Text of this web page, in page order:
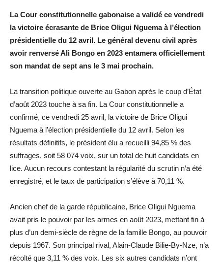
La Cour constitutionnelle gabonaise a validé ce vendredi
la victoire écrasante de Brice Oligui Nguema à l’élection
présidentielle du 12 avril. Le général devenu civil après
avoir renversé Ali Bongo en 2023 entamera officiellement
son mandat de sept ans le 3 mai prochain.
La transition politique ouverte au Gabon après le coup d’État
d’août 2023 touche à sa fin. La Cour constitutionnelle a
confirmé, ce vendredi 25 avril, la victoire de Brice Oligui
Nguema à l’élection présidentielle du 12 avril. Selon les
résultats définitifs, le président élu a recueilli 94,85 % des
suffrages, soit 58 074 voix, sur un total de huit candidats en
lice. Aucun recours contestant la régularité du scrutin n’a été
enregistré, et le taux de participation s’élève à 70,11 %.
Ancien chef de la garde républicaine, Brice Oligui Nguema
avait pris le pouvoir par les armes en août 2023, mettant fin à
plus d’un demi-siècle de règne de la famille Bongo, au pouvoir
depuis 1967. Son principal rival, Alain-Claude Bilie-By-Nze, n’a
récolté que 3,11 % des voix. Les six autres candidats n’ont